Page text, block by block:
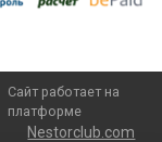
Сайт работает на
платформе
Nestorclub.com